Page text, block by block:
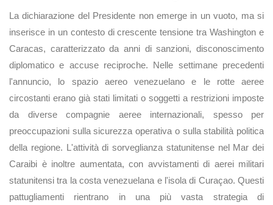
La dichiarazione del Presidente non emerge in un vuoto, ma si
inserisce in un contesto di crescente tensione tra Washington e
Caracas, caratterizzato da anni di sanzioni, disconoscimento
diplomatico e accuse reciproche. Nelle settimane precedenti
l'annuncio, lo spazio aereo venezuelano e le rotte aeree
circostanti erano già stati limitati o soggetti a restrizioni imposte
da diverse compagnie aeree internazionali, spesso per
preoccupazioni sulla sicurezza operativa o sulla stabilità politica
della regione. L'attività di sorveglianza statunitense nel Mar dei
Caraibi è inoltre aumentata, con avvistamenti di aerei militari
statunitensi tra la costa venezuelana e l'isola di Curaçao. Questi
pattugliamenti rientrano in una più vasta strategia di